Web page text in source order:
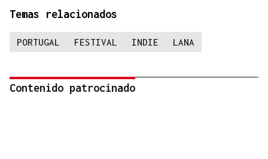
Temas relacionados
PORTUGAL FESTIVAL INDIE LANA
Contenido patrocinado